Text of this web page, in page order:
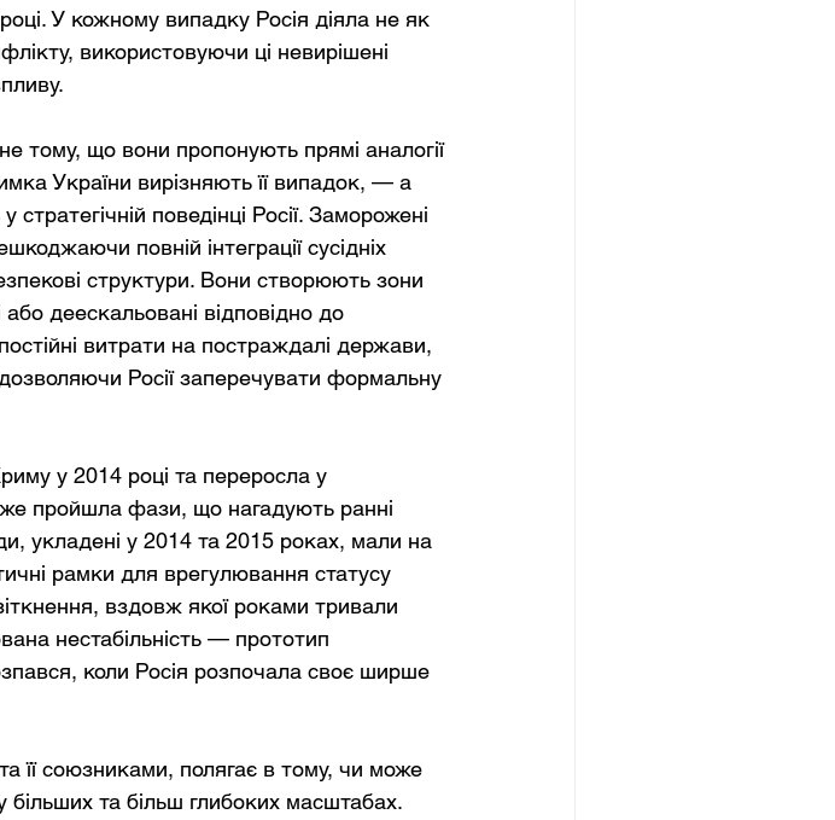
У кожному випадку Росія діяла не як
використовуючи ці невирішені
тому, що вони пропонують прямі аналогії
України вирізняють її випадок, — а
поведінці Росії. Заморожені
повній інтеграції сусідніх
структури. Вони створюють зони
або деескальовані відповідно до
витрати на постраждалі держави,
дозволяючи Росії заперечувати формальну
у 2014 році та переросла у
пройшла фази, що нагадують ранні
укладені у 2014 та 2015 роках, мали на
рамки для врегулювання статусу
вздовж якої роками тривали
нестабільність — прототип
коли Росія розпочала своє ширше
її союзниками, полягає в тому, чи може
більших та більш глибоких масштабах.